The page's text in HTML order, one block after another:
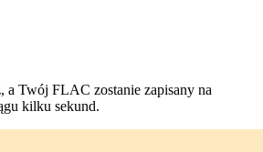
Twój FLAC zostanie zapisany na
kilku sekund.